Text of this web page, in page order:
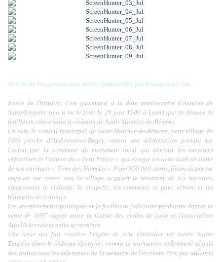
Article du Progrès en date du 1er juillet 2009 par François Le Stir.
Ironie de l'histoire, c'est quasiment à la date anniversaire d'Antoine de
Saint-Exupéry (qui a vu le jour le 29 juin 1900 à Lyon) que se dénoue le
feuilleton concernant le château de Saint-Maurice-de-Rémens.
Ce soir, le conseil municipal de Saint-Maurice-de-Rémens, petit village de
l'Ain proche d'Ambérieu-en-Bugey, votera une délibération portant sur
l'achat par la commune du monument local qui abritait les vacances
enfantines de l'auteur du « Petit Prince » qui évoque les lieux dans un autre
de ses ouvrages « Terre des Hommes ». Pour 950 000 euros, financés par un
emprunt sur trente ans, le village acquiert le tènement de 5,5 hectares,
comprenant le château, la chapelle, les communs, le parc arboré et les
bâtiments de colonies.
Les atermoiements politiques et le feuilleton judiciaire perdurant depuis la
vente de 1997 signée entre la Caisse des écoles de Lyon et l'association
Alfa3A devraient enfin se terminer.
Une issue qui fait renaître l'espoir de voir s'installer un musée Saint-
Exupéry dans le château éponyme, comme le souhaitent ardemment depuis
des lustres tous les défenseurs de la mémoire de l'écrivain (lire par ailleurs)